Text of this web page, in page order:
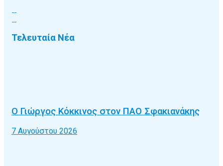
Τελευταία Νέα
Ο Γιώργος Κόκκινος στον ΠΑΟ Σφακιανάκης
7 Αυγούστου 2026